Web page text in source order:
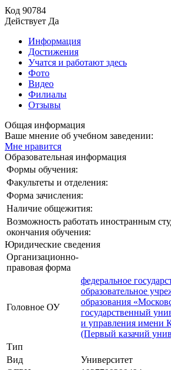
Код 90784
Действует Да
Информация
Достижения
Учатся и работают здесь
Фото
Видео
Филиалы
Отзывы
Общая информация
Ваше мнение об учебном заведении:
Мне нравится
Образовательная информация
Формы обучения:
Факультеты и отделения:
Форма зачисления:
Наличие общежития:
Возможность работать иностранным
окончания обучения:
Юридические сведения
Организационно-
правовая форма
Головное ОУ
федеральное
образовательное
образования
государственный
и управления имени
(Первый казачий
Тип
Вид
Университет